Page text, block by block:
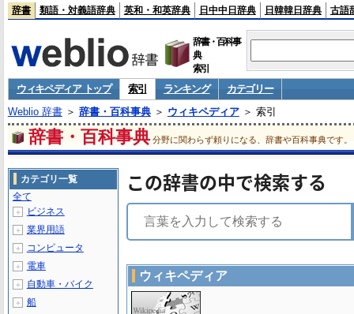
辞書 類語・対義語辞典 英和・和英辞典 日中中日辞典 日韓韓日辞典 古語
辞書・百科事
典
索引
ウィキペディア トップ 索引 ランキング
カテゴリー
Weblio 辞書＞ 辞書・百科事典＞ ウィキペディア＞ 索引
辞書・百科事典 分野に関わらず頼りになる、辞書や百科事典です。
この辞書の中で検索する
ウィキペディア
カテゴリ一覧
全て
＋ ビジネス
＋ 業界用語
＋ コンピュータ
＋ 電車
＋ 自動車・バイク
＋ 船